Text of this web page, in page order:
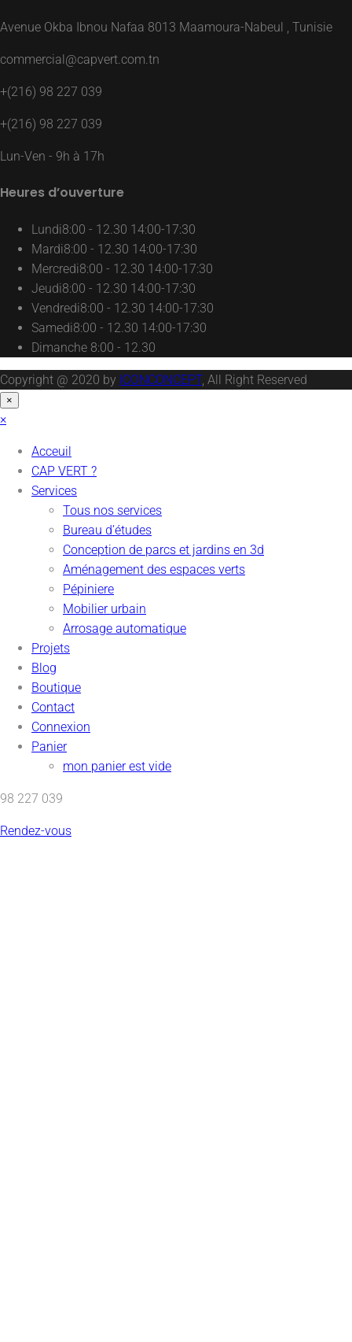
Avenue Okba Ibnou Nafaa 8013 Maamoura-Nabeul , Tunisie
commercial@capvert.com.tn
+(216) 98 227 039
+(216) 98 227 039
Lun-Ven - 9h à 17h
Heures d’ouverture
Lundi8:00 - 12.30 14:00-17:30
Mardi8:00 - 12.30 14:00-17:30
Mercredi8:00 - 12.30 14:00-17:30
Jeudi8:00 - 12.30 14:00-17:30
Vendredi8:00 - 12.30 14:00-17:30
Samedi8:00 - 12.30 14:00-17:30
Dimanche 8:00 - 12.30
Copyright @ 2020 by ICONCONCEPT, All Right Reserved
×
×
Acceuil
CAP VERT ?
Services
Tous nos services
Bureau d’études
Conception de parcs et jardins en 3d
Aménagement des espaces verts
Pépiniere
Mobilier urbain
Arrosage automatique
Projets
Blog
Boutique
Contact
Connexion
Panier
mon panier est vide
98 227 039
Rendez-vous